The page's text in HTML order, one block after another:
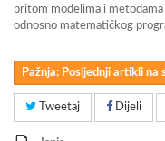
pritom modelima i
odnosno matematičkog
Pažnja: Posljednji artikli na
Tweetaj Dijeli